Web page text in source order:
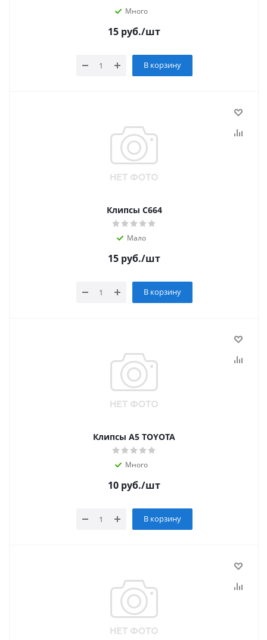
Много
15 руб./шт
В корзину
Клипсы С664
Мало
15 руб./шт
В корзину
Клипсы А5 TOYOTA
Много
10 руб./шт
В корзину